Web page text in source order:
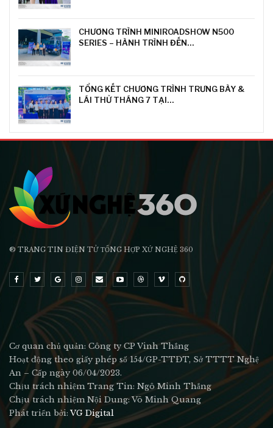
CHƯƠNG TRÌNH MINIROADSHOW N500
SERIES – HÀNH TRÌNH ĐẾN…
TỔNG KẾT CHƯƠNG TRÌNH TRƯNG BÀY &
LÁI THỬ THÁNG 7 TẠI…
® TRANG TIN ĐIỆN TỬ ТỔNG HỢP XỨ NGHỆ 360
Cơ quan chủ quản: Công ty CP Vinh Thắng
Hoạt động theo giấy phép số 154/GP-TTĐT, Sở TTTT Nghệ
An – Cấp ngày 06/04/2023.
Chịu trách nhiệm Trang Tin: Ngô Minh Thắng
Chịu trách nhiệm Nội Dung: Võ Minh Quang
Phát triển bởi:VG Digital